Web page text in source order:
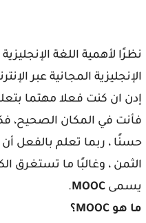
نظرًا لأهمية اللغة
الإنجليزية المجانية عبر
إدن ان كنت فعلا مهتما
فأنت في المكان الصحيح،
حسنًا ، ربما تعلم بالفعل أن
الثمن ، وغالبًا ما تستغرق
يسمى MOOC
.
ما هو MOOC؟